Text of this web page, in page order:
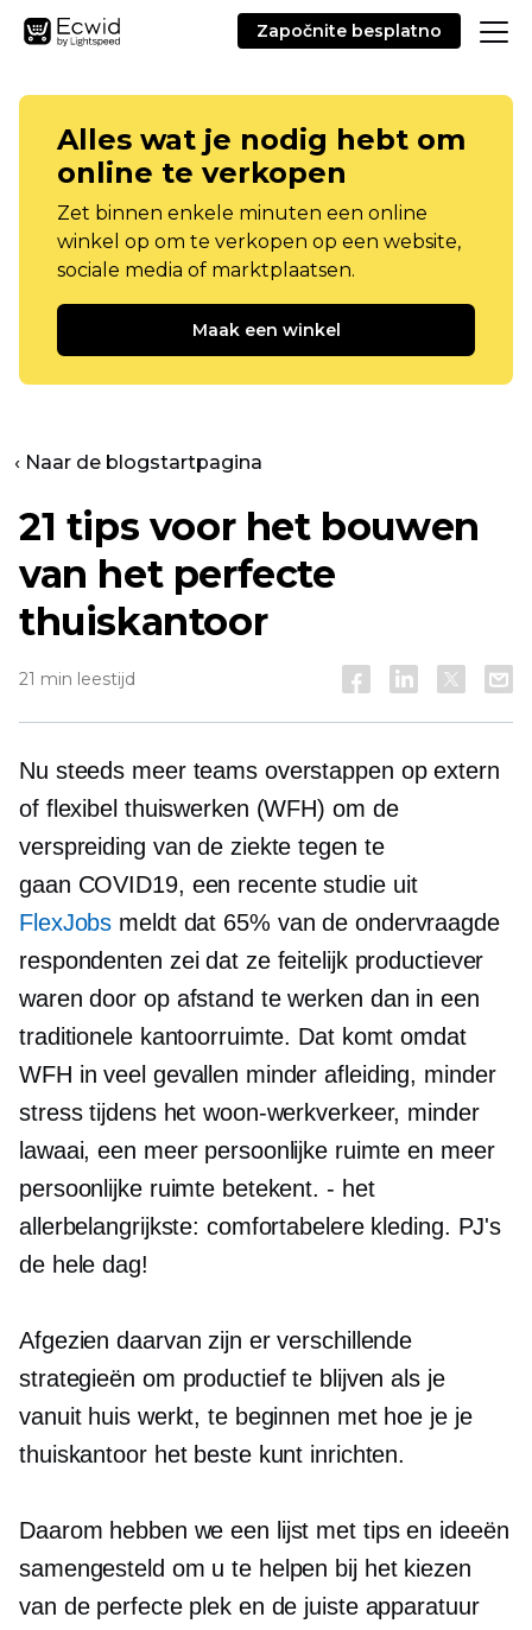
Započnite besplatno
Alles wat je nodig hebt om
online te verkopen
Zet binnen enkele minuten een online
winkel op om te verkopen op een website,
sociale media of marktplaatsen.
Maak een winkel
‹ Naar de blogstartpagina
21 tips voor het bouwen
van het perfecte
thuiskantoor
21 min leestijd
Nu steeds meer teams overstappen op extern
of flexibel thuiswerken (WFH) om de
verspreiding van de ziekte tegen te
gaan COVID19, een recente studie uit
FlexJobs meldt dat 65% van de ondervraagde
respondenten zei dat ze feitelijk productiever
waren door op afstand te werken dan in een
traditionele kantoorruimte. Dat komt omdat
WFH in veel gevallen minder afleiding, minder
stress tijdens het woon-werkverkeer, minder
lawaai, een meer persoonlijke ruimte en meer
persoonlijke ruimte betekent. - het
allerbelangrijkste: comfortabelere kleding. PJ's
de hele dag!
Afgezien daarvan zijn er verschillende
strategieën om productief te blijven als je
vanuit huis werkt, te beginnen met hoe je je
thuiskantoor het beste kunt inrichten.
Daarom hebben we een lijst met tips en ideeën
samengesteld om u te helpen bij het kiezen
van de perfecte plek en de juiste apparatuur